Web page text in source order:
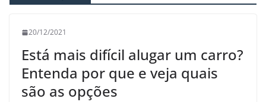
20/12/2021
Está mais difícil alugar um carro?
Entenda por que e veja quais
são as opções